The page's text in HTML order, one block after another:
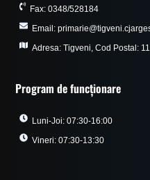
Fax: 0348/528184
Email:
Adresa: Tigveni, Cod Postal:
Program de funcționare
Luni-Joi: 07:30-16:00
Vineri: 07:30-13:30